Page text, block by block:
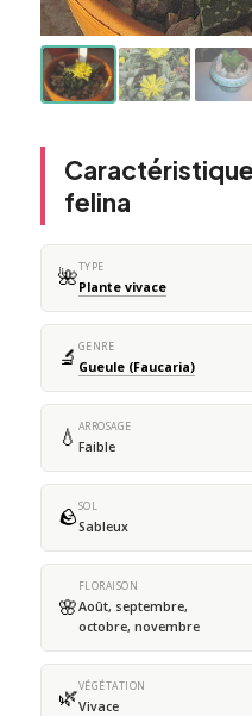
felina
🌺TYPE
Plante vivace
🔬 GENRE
Gueule (Faucaria)
💧 ARROSAGE
Faible
🪨SOL
Sableux
🌸
FLORAISON
Août, septembre,
octobre, novembre
🌿VÉGÉTATION
Vivace